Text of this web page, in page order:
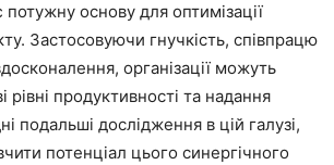
основу для оптимізації
Застосовуючи гнучкість, співпрацю
організації можуть
рівні продуктивності та надання
подальші дослідження в цій галузі,
потенціал цього синергічного